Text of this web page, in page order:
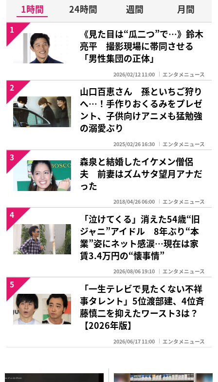
1時間 24時間 週間
月間
《見た目は“瓜二つ”で…》鈴木
亮平 撮影現場に帯同させる
「男性集団の正体」
2026/02/12 11:00 エンタメニュース
1
山口百恵さん 孫といちご狩り
へ…！手作りおくるみをプレゼ
ント、子供向けアニメも猛勉強
の溺愛ぶり
2025/02/26 16:30 エンタメニュース
2
森泉と結婚したイケメン僧侶
夫 前妻はズムサタ望月アナだ
った
2018/04/26 06:00 エンタメニュース
3
「泣けてくる」消えた54歳“旧
ジャニ”アイドル 8年ぶり“本
業”姿にネット感涙…現在は家
賃3.4万円の“懐事情”
2026/08/06 19:10 エンタメニュース
4
「一生テレビで見たくない不祥
事タレント」5位渡部建、4位斉
藤慎二を抑えたワースト3は？
【2026年版】
2026/06/17 11:00 エンタメニュース
5